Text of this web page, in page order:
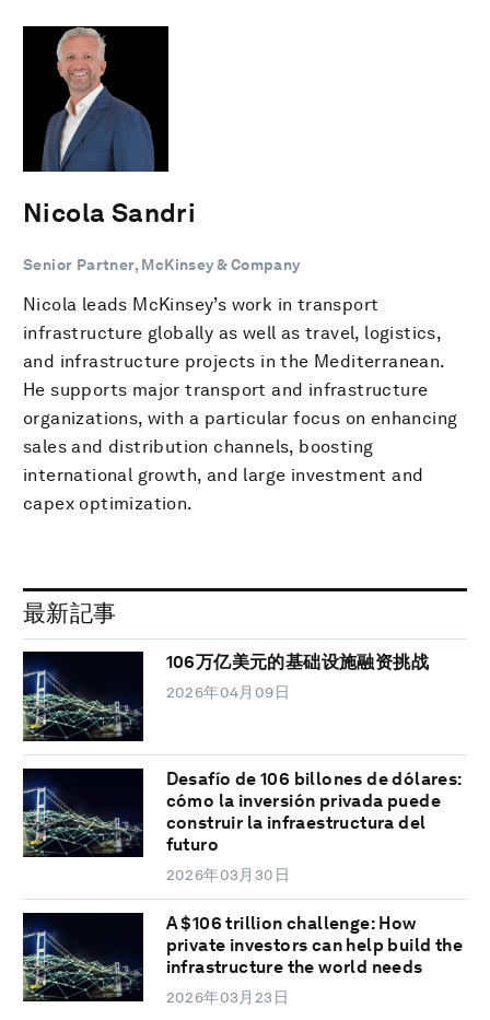
Nicola Sandri
Senior Partner, McKinsey & Company
Nicola leads McKinsey’s work in transport
infrastructure globally as well as travel, logistics,
and infrastructure projects in the Mediterranean.
He supports major transport and infrastructure
organizations, with a particular focus on enhancing
sales and distribution channels, boosting
international growth, and large investment and
capex optimization.
最新記事
106万亿美元的基础设施融资挑战
2026年04月09日
Desafío de 106 billones de dólares:
cómo la inversión privada puede
construir la infraestructura del
futuro
2026年03月30日
A $106 trillion challenge: How
private investors can help build the
infrastructure the world needs
2026年03月23日